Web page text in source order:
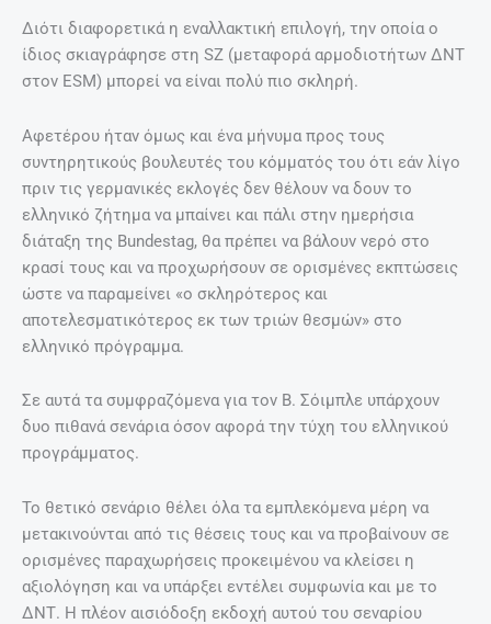
Διότι διαφορετικά η εναλλακτική επιλογή, την οποία ο
ίδιος σκιαγράφησε στη SZ (μεταφορά αρμοδιοτήτων ΔΝΤ
στον ESM) μπορεί να είναι πολύ πιο σκληρή.
Αφετέρου ήταν όμως και ένα μήνυμα προς τους
συντηρητικούς βουλευτές του κόμματός του ότι εάν λίγο
πριν τις γερμανικές εκλογές δεν θέλουν να δουν το
ελληνικό ζήτημα να μπαίνει και πάλι στην ημερήσια
διάταξη της Bundestag, θα πρέπει να βάλουν νερό στο
κρασί τους και να προχωρήσουν σε ορισμένες εκπτώσεις
ώστε να παραμείνει «ο σκληρότερος και
αποτελεσματικότερος εκ των τριών θεσμών» στο
ελληνικό πρόγραμμα.
Σε αυτά τα συμφραζόμενα για τον Β. Σόιμπλε υπάρχουν
δυο πιθανά σενάρια όσον αφορά την τύχη του ελληνικού
προγράμματος.
Το θετικό σενάριο θέλει όλα τα εμπλεκόμενα μέρη να
μετακινούνται από τις θέσεις τους και να προβαίνουν σε
ορισμένες παραχωρήσεις προκειμένου να κλείσει η
αξιολόγηση και να υπάρξει εντέλει συμφωνία και με το
ΔΝΤ. Η πλέον αισιόδοξη εκδοχή αυτού του σεναρίου